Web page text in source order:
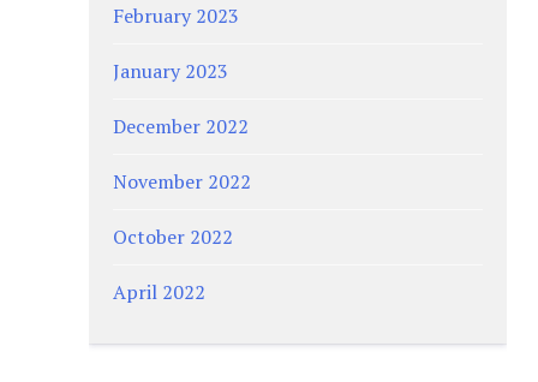
February 2023
January 2023
December 2022
November 2022
October 2022
April 2022